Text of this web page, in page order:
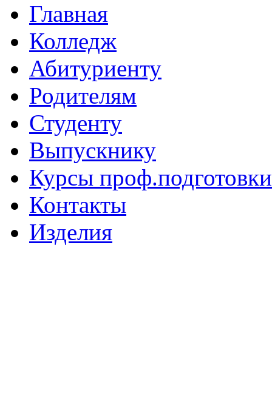
Главная
Колледж
Абитуриенту
Родителям
Студенту
Выпускнику
Курсы проф.подготовки
Контакты
Изделия